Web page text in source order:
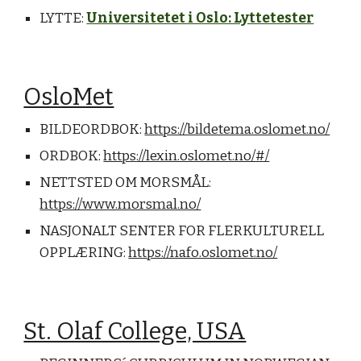
LYTTE: Universitetet i Oslo: Lyttetester
OsloMet
BILDEORDBOK: https://bildetema.oslomet.no/
ORDBOK: https://lexin.oslomet.no/#/
https://www.morsmal.no/
NASJONALT SENTER FOR FLERKULTURELL
OPPLÆRING: https://nafo.oslomet.no/
St. Olaf College, USA